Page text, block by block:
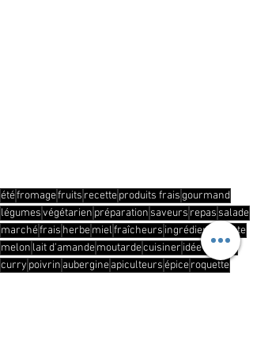
étéfromagefruits recetteproduits fraisgourmand
légumesvégétarien préparation saveurs repas salade
marchéfrais herbemielfraîcheurs ingrédient
tomate
melon lait d'amandemoutardecuisiner idée recette
curry poivrin aubergineapiculteursépiceroquette